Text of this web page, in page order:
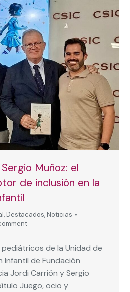
Muñoz: el
de inclusión en la
, Destacados, Noticias
de la Unidad de
Infantil de Fundación
Jordi Carrión y Sergio
Juego, ocio y